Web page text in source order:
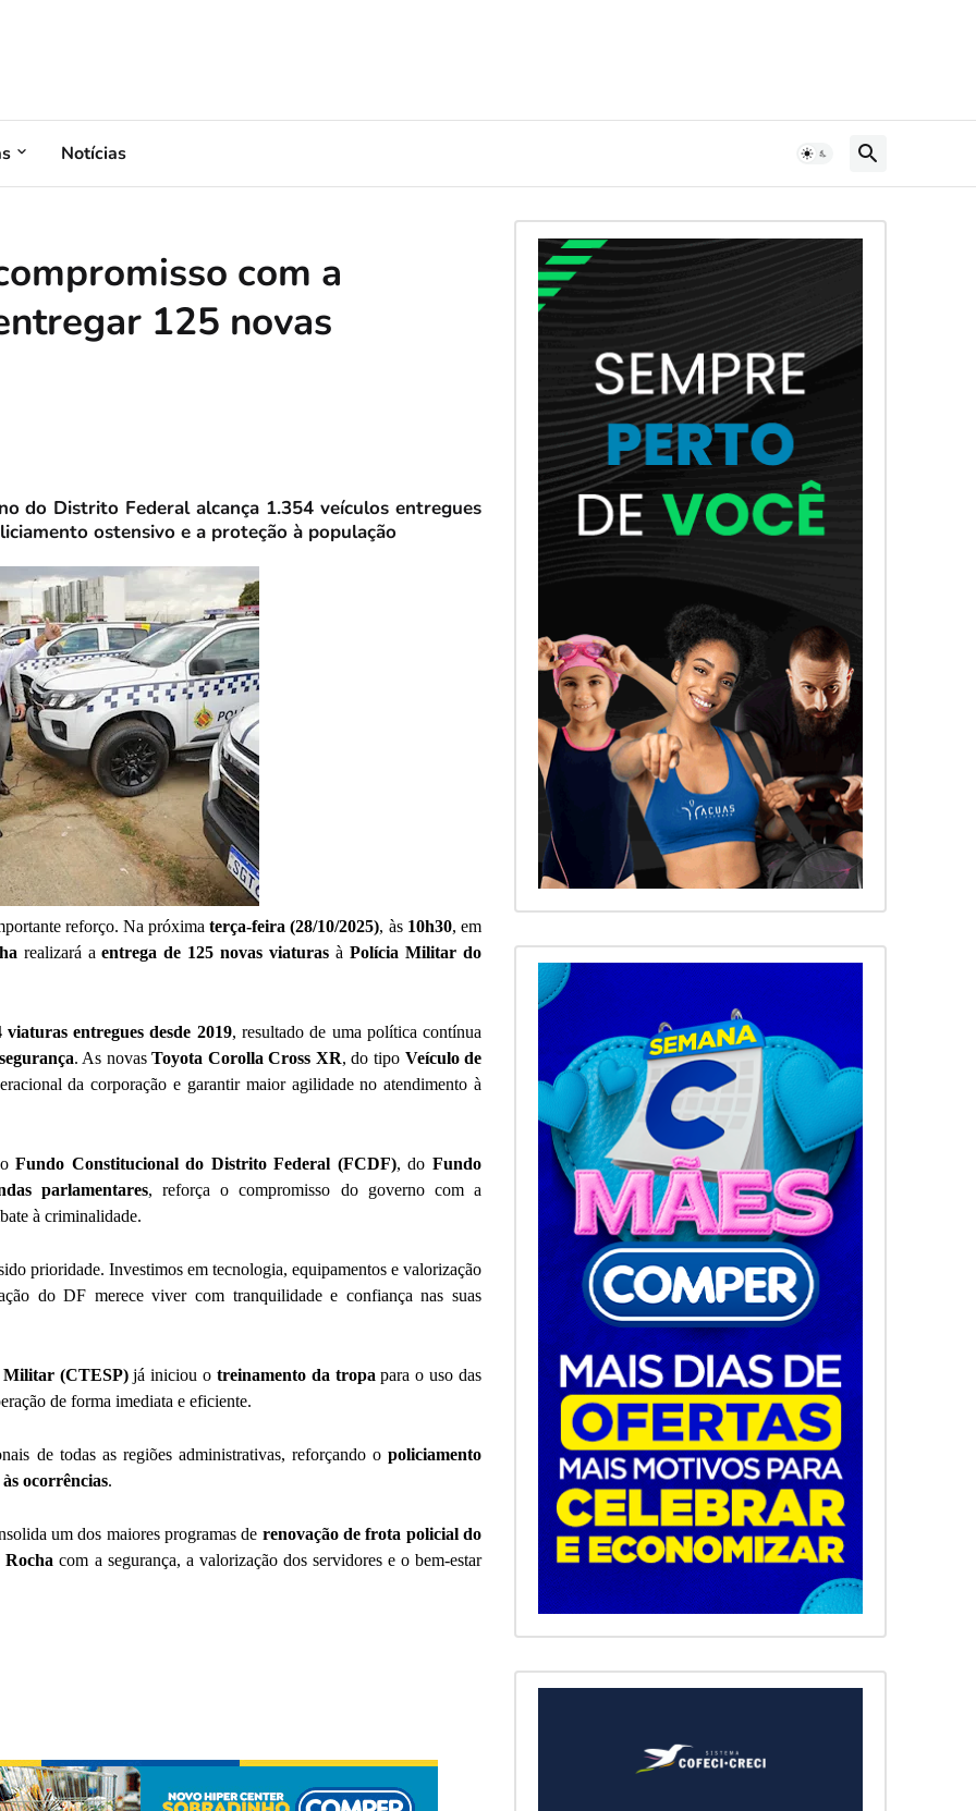
Notícias
com a
125 novas
do Distrito Federal alcança 1.354 veículos entregues
ostensivo e a proteção à população
reforço. Na próximaterça-feira (28/10/2025), às 10h30, em
realizará aentrega de 125 novas viaturas àPolícia Militar do
viaturas entregues desde 2019, resultado de uma política contínua
. As novasToyota Corolla Cross XR, do tipo Veículo de
da corporação e garantir maior agilidade no atendimento à
Fundo Constitucional do Distrito Federal (FCDF), do Fundo
parlamentares, reforça o compromisso do governo com a
à criminalidade.
prioridade. Investimos em tecnologia, equipamentos e valorização
do DF merece viver com tranquilidade e confiança nas suas
Militar (CTESP)já iniciou o treinamento da tropa para o uso das
de forma imediata e eficiente.
de todas as regiões administrativas, reforçando o policiamento
ocorrências.
um dos maiores programas de renovação de frota policial do
Rocha com a segurança, a valorização dos servidores e o bem-estar